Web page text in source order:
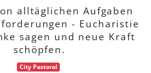
alltäglichen Aufgaben
- Eucharistie
sagen und neue Kraft
schöpfen.
City Pastoral